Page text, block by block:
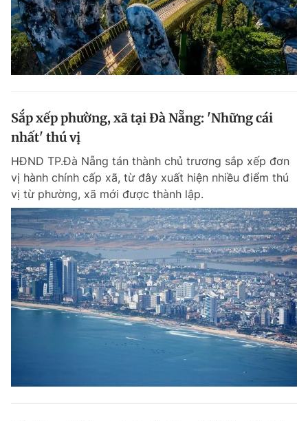
Sắp xếp phường, xã tại Đà Nẵng: 'Những cái
nhất' thú vị
HĐND TP.Đà Nẵng tán thành chủ trương sắp xếp đơn
vị hành chính cấp xã, từ đây xuất hiện nhiều điểm thú
vị từ phường, xã mới được thành lập.